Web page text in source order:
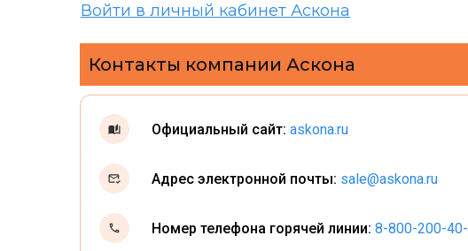
Войти в личный кабинет Аскона
Контакты компании Аскона
Официальный сайт: askona.ru
Адрес электронной почты: sale@askona.ru
Номер телефона горячей линии: 8-800-200-40-